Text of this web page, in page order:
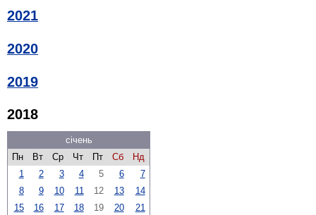
2021
2020
2019
2018
січень
Пн
Вт Ср Чт Пт Сб
Нд
1
2 3 4 5 6
7
8
9 10 11 12 13
14
15
16 17 18 19 20 21